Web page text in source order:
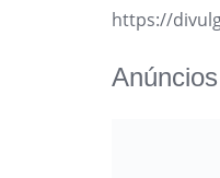
https://